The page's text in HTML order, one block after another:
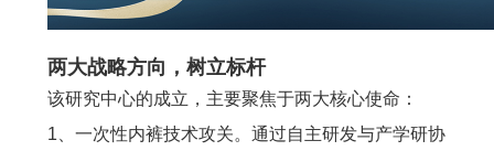
两大战略方向，树立标杆
该研究中心的成立，主要聚焦于两大核心使命：
1、 一次性内裤技术攻关。通过自主研发与产学研协